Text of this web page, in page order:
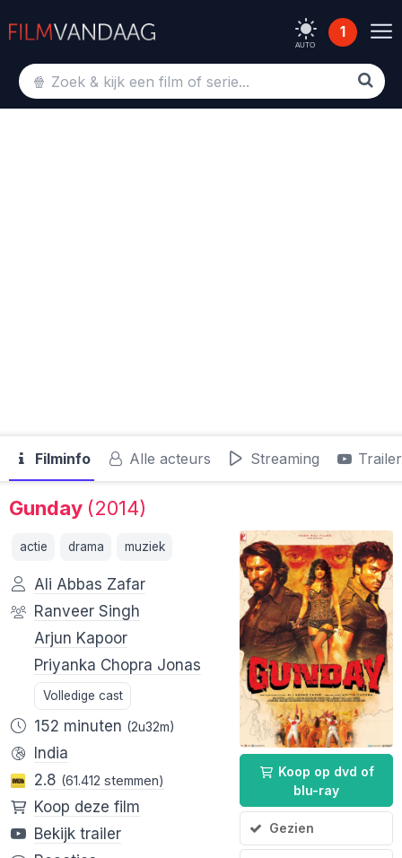
AUTO
1
Filminfo Alle acteurs Streaming Trailer
Gunday (2014)
Koop op dvd of
blu-ray
Gezien
actie drama muziek
Ali Abbas Zafar
Ranveer Singh
Arjun Kapoor
Priyanka Chopra Jonas
Volledige cast
152 minuten (2u32m)
India
2.8 (61.412 stemmen)
Koop deze film
Bekijk trailer